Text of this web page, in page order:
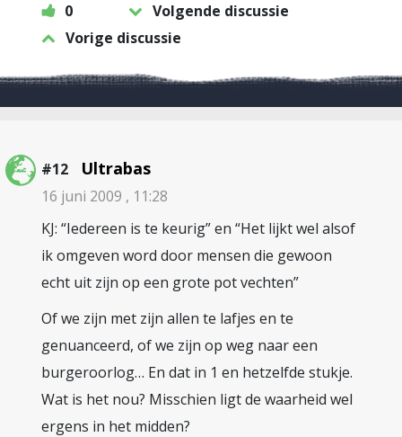
0
Volgende discussie
Vorige discussie
#12 Ultrabas
16 juni 2009 , 11:28
KJ: “Iedereen is te keurig” en “Het lijkt wel alsof
ik omgeven word door mensen die gewoon
echt uit zijn op een grote pot vechten”
Of we zijn met zijn allen te lafjes en te
genuanceerd, of we zijn op weg naar een
burgeroorlog… En dat in 1 en hetzelfde stukje.
Wat is het nou? Misschien ligt de waarheid wel
ergens in het midden?